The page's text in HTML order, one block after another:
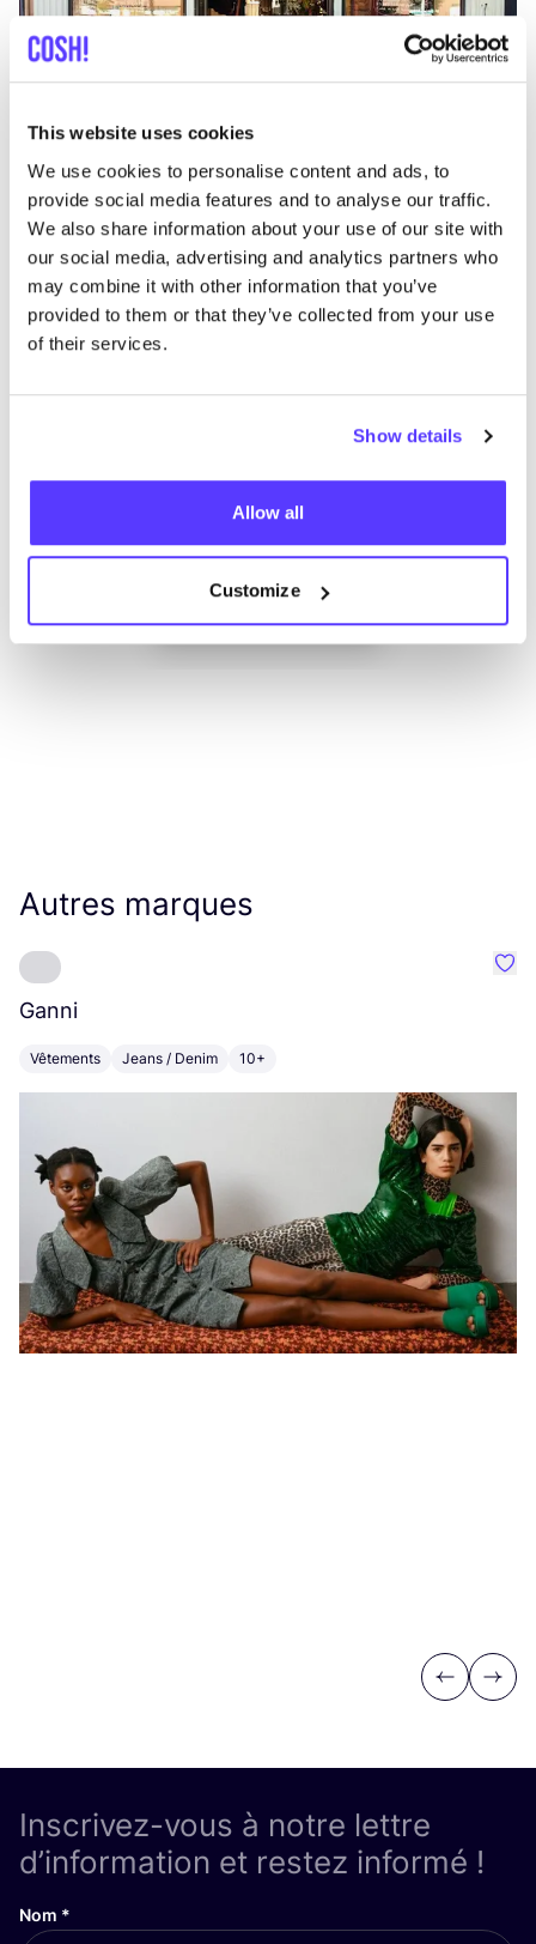
This website uses cookies
We use cookies to personalise content and ads, to
provide social media features and to analyse our traffic.
We also share information about your use of our site with
our social media, advertising and analytics partners who
may combine it with other information that you’ve
provided to them or that they’ve collected from your use
of their services.
Show details
Allow all
Customize
Het Faire Oosten
Waldenlaan 208, Amsterdam
Vêtements Chaussures +7
Visiter la boutique en ligne
Autres marques
Ganni
Vêtements Jeans / Denim 10+
Previous
Next
Inscrivez-vous à notre lettre
d’information et restez informé !
Nom *